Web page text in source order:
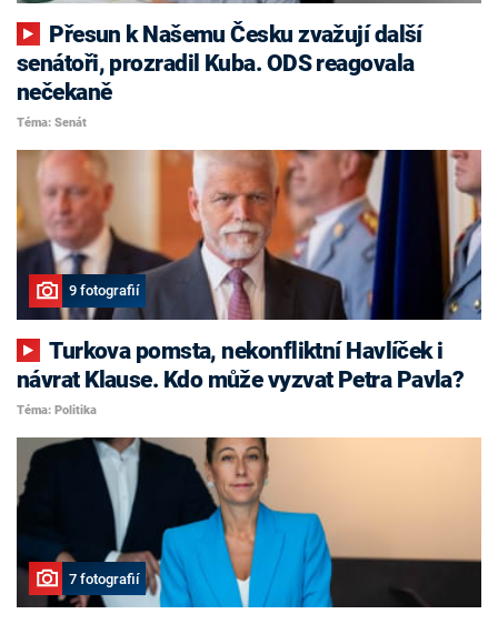
senátoři, prozradil Kuba. ODS reagovala
nečekaně
Téma: Senát
9 fotografií
Turkova pomsta, nekonfliktní Havlíček i
návrat Klause. Kdo může vyzvat Petra Pavla?
Téma: Politika
7 fotografií